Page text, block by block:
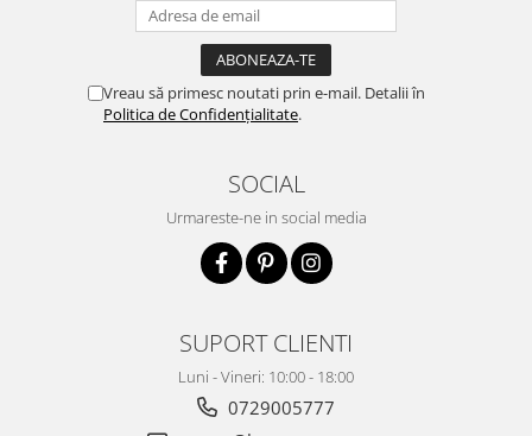
Vreau să primesc noutati prin e-mail. Detalii în
Politica de Confidențialitate.
SOCIAL
Urmareste-ne in social media
SUPORT CLIENTI
Luni - Vineri: 10:00 - 18:00
0729005777